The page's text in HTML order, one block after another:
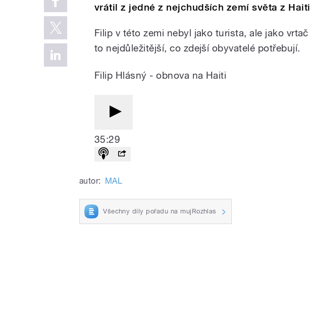
vrátil z jedné z nejchudších zemí světa z
Filip v této zemi nebyl jako turista, ale jako
to nejdůležitější, co zdejší obyvatelé potřebují.
Filip Hlásný - obnova na Haiti
35:29
autor: MAL
Všechny díly pořadu na mujRozhlas